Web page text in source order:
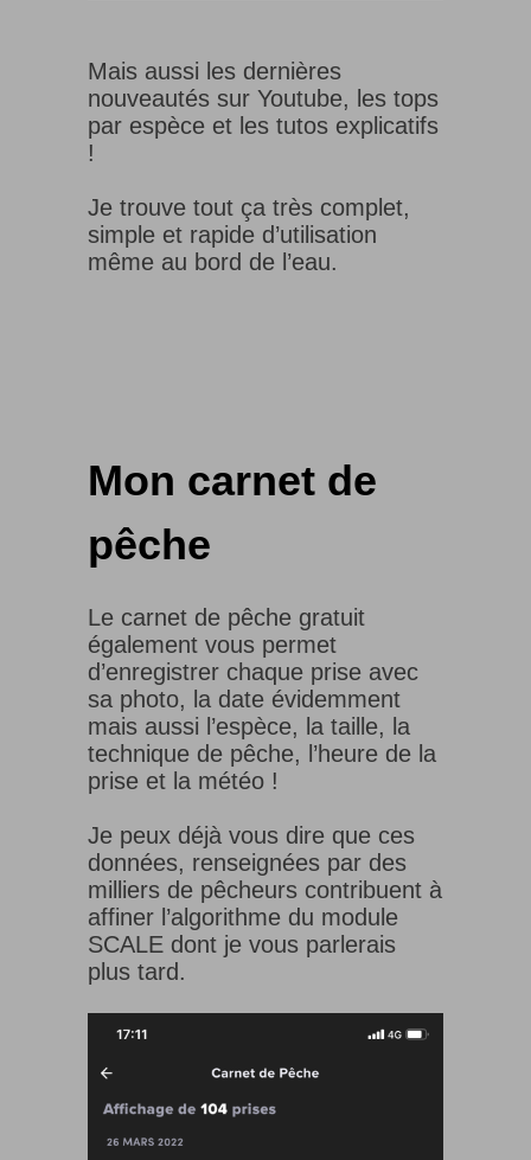
Mais aussi les dernières
nouveautés sur Youtube, les tops
par espèce et les tutos explicatifs
!
Je trouve tout ça très complet,
simple et rapide d’utilisation
même au bord de l’eau.
Mon carnet de
pêche
Le carnet de pêche gratuit
également vous permet
d’enregistrer chaque prise avec
sa photo, la date évidemment
mais aussi l’espèce, la taille, la
technique de pêche, l’heure de la
prise et la météo !
Je peux déjà vous dire que ces
données, renseignées par des
milliers de pêcheurs contribuent à
affiner l’algorithme du module
SCALE dont je vous parlerais
plus tard.